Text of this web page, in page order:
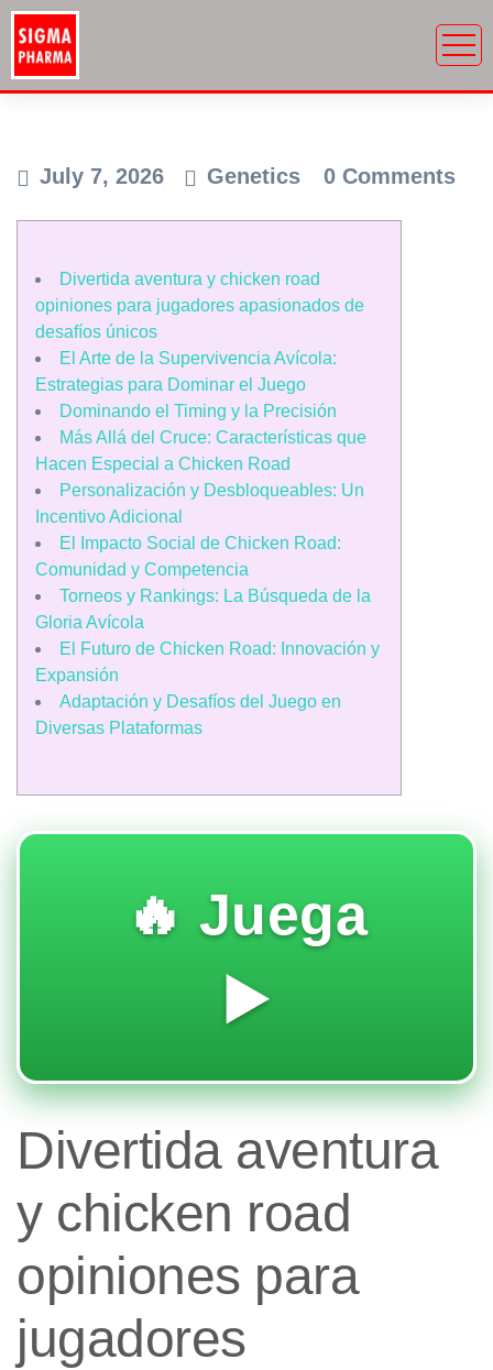
July 7, 2026 Genetics 0 Comments
Divertida aventura y chicken road
opiniones para jugadores apasionados de
desafíos únicos
El Arte de la Supervivencia Avícola:
Estrategias para Dominar el Juego
Dominando el Timing y la Precisión
Más Allá del Cruce: Características que
Hacen Especial a Chicken Road
Personalización y Desbloqueables: Un
Incentivo Adicional
El Impacto Social de Chicken Road:
Comunidad y Competencia
Torneos y Rankings: La Búsqueda de la
Gloria Avícola
El Futuro de Chicken Road: Innovación y
Expansión
Adaptación y Desafíos del Juego en
Diversas Plataformas
🔥 Juega
▶️
Divertida aventura
y chicken road
opiniones para
jugadores